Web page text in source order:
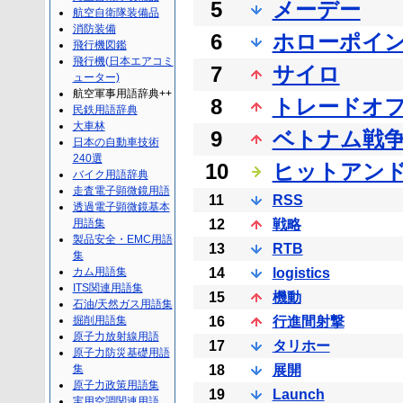
5
メーデー
6
ホローポイ
7
サイロ
8
トレードオフ
9
ベトナム戦
10
ヒットアン
11
RSS
12
戦略
13
RTB
14
logistics
15
機動
16
行進間射撃
17
タリホー
18
展開
19
Launch
航空自衛隊装備品
消防装備
飛行機図鑑
飛行機(日本エアコミ
ューター)
航空軍事用語辞典++
民鉄用語辞典
大車林
日本の自動車技術
240選
バイク用語辞典
走査電子顕微鏡用語
透過電子顕微鏡基本
用語集
製品安全・EMC用語
集
カム用語集
ITS関連用語集
石油/天然ガス用語集
掘削用語集
原子力放射線用語
原子力防災基礎用語
集
原子力政策用語集